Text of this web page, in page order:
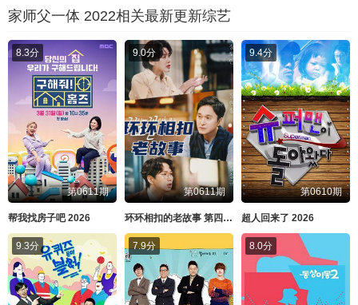
家师父一体 2022相关最新更新综艺
8.3分
第0611期
帮我找房子吧 2026
9.0分
第0611期
环环相扣的老故事 第四季 2026
9.4分
第0610期
超人回来了 2026
9.3分 7.9分 8.0分